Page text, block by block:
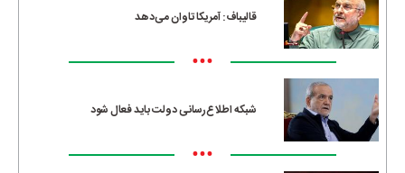
قالیباف: آمریکا تاوان می‌دهد
•••
شبکه اطلاع‌رسانی دولت باید فعال شود
•••